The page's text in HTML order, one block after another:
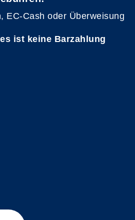
EC-Cash oder Überweisung
es ist keine Barzahlung